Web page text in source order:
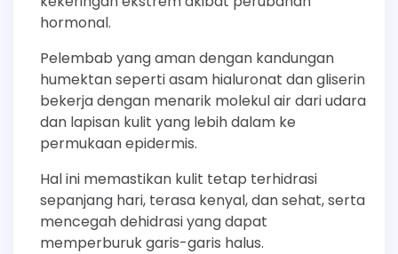
hormonal.
Pelembab yang aman dengan kandungan
humektan seperti asam hialuronat dan gliserin
bekerja dengan menarik molekul air dari udara
dan lapisan kulit yang lebih dalam ke
permukaan epidermis.
Hal ini memastikan kulit tetap terhidrasi
sepanjang hari, terasa kenyal, dan sehat, serta
mencegah dehidrasi yang dapat
memperburuk garis-garis halus.